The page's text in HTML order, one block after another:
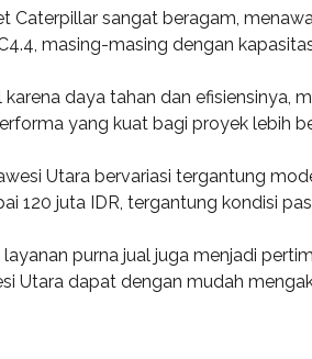
Caterpillar sangat beragam,
masing-masing dengan
karena daya tahan dan efisiensinya,
yang kuat bagi proyek lebih
Utara bervariasi tergantung
120 juta IDR, tergantung kondisi
purna jual juga menjadi
Utara dapat dengan mudah